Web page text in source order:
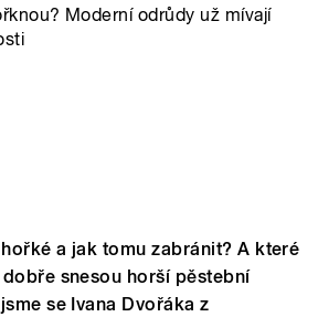
Moderní odrůdy už mívají
a jak tomu zabránit? A které
snesou horší pěstební
se Ivana Dvořáka z